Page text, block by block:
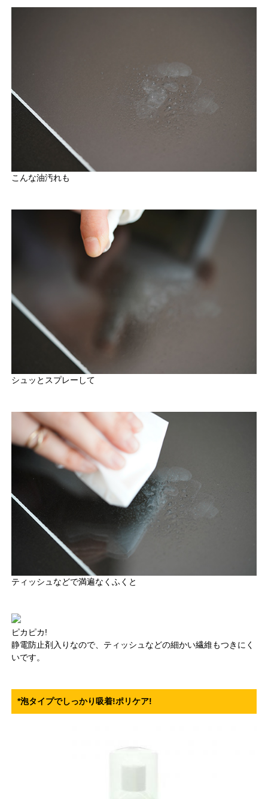
こんな油汚れも
シュッとスプレーして
ティッシュなどで満遍なくふくと
ピカピカ!
静電防止剤入りなので、ティッシュなどの細かい繊維もつきにく
いです。
*泡タイプでしっかり吸着!ポリケア!